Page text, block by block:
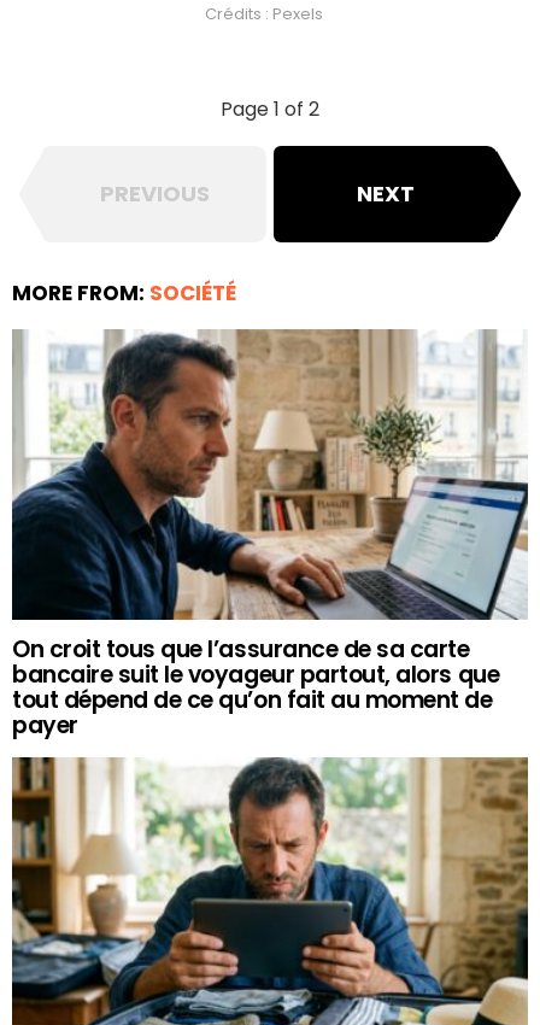
Crédits : Pexels
Page 1 of 2
PREVIOUS NEXT
MORE FROM: SOCIÉTÉ
On croit tous que l’assurance de sa carte
bancaire suit le voyageur partout, alors que
tout dépend de ce qu’on fait au moment de
payer